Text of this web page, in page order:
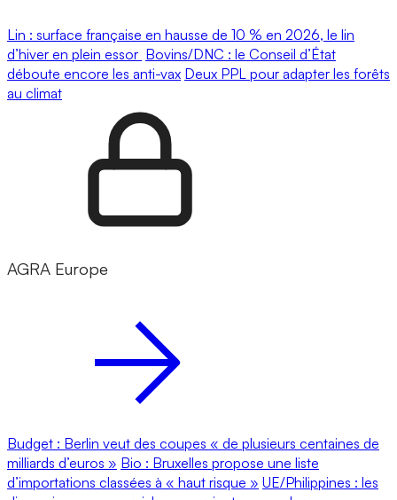
Lin : surface française en hausse de 10 % en 2026, le lin
d’hiver en plein essor Bovins/DNC : le Conseil d’État
déboute encore les anti-vax Deux PPL pour adapter les forêts
au climat
AGRA Europe
Budget : Berlin veut des coupes « de plusieurs centaines de
milliards d’euros » Bio : Bruxelles propose une liste
d’importations classées à « haut risque » UE/Philippines : les